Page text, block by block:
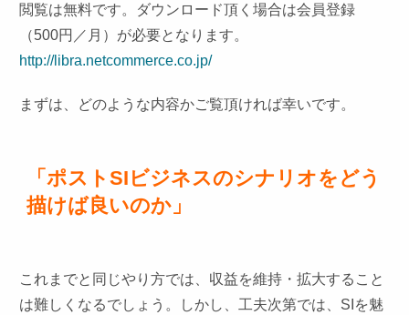
閲覧は無料です。ダウンロード頂く場合は会員登録
（500円／ 月）が必要となります。
http://libra.netcommerce.co.jp/
まずは、どのような内容かご覧頂ければ幸いです。
「ポストSIビジネスのシナリオをどう
描けば良いのか」
これまでと同じやり方では、収益を維持・拡大すること
は難しくなるでしょう。しかし、工夫次第では、SIを魅